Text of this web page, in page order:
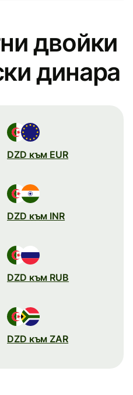
двойки
динара
DZD към EUR
DZD към INR
DZD към RUB
DZD към ZAR